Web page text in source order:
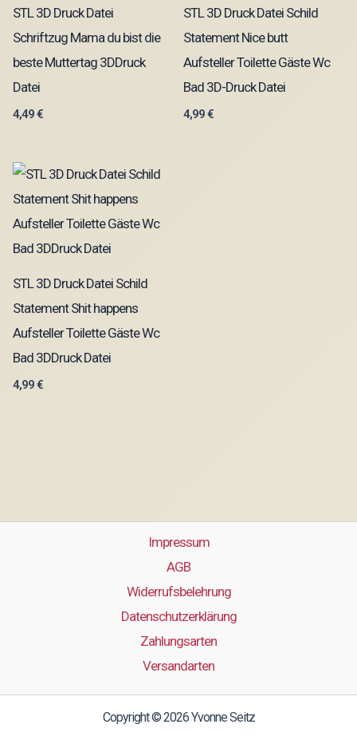
STL 3D Druck Datei
Schriftzug Mama du bist die
beste Muttertag 3DDruck
Datei
4,49€
STL 3D Druck Datei Schild
Statement Nice butt
Aufsteller Toilette Gäste Wc
Bad 3D-Druck Datei
4,99€
STL 3D Druck Datei Schild
Statement Shit happens
Aufsteller Toilette Gäste Wc
Bad 3DDruck Datei
4,99€
Impressum
AGB
Widerrufsbelehrung
Datenschutzerklärung
Zahlungsarten
Versandarten
Copyright © 2026 Yvonne Seitz